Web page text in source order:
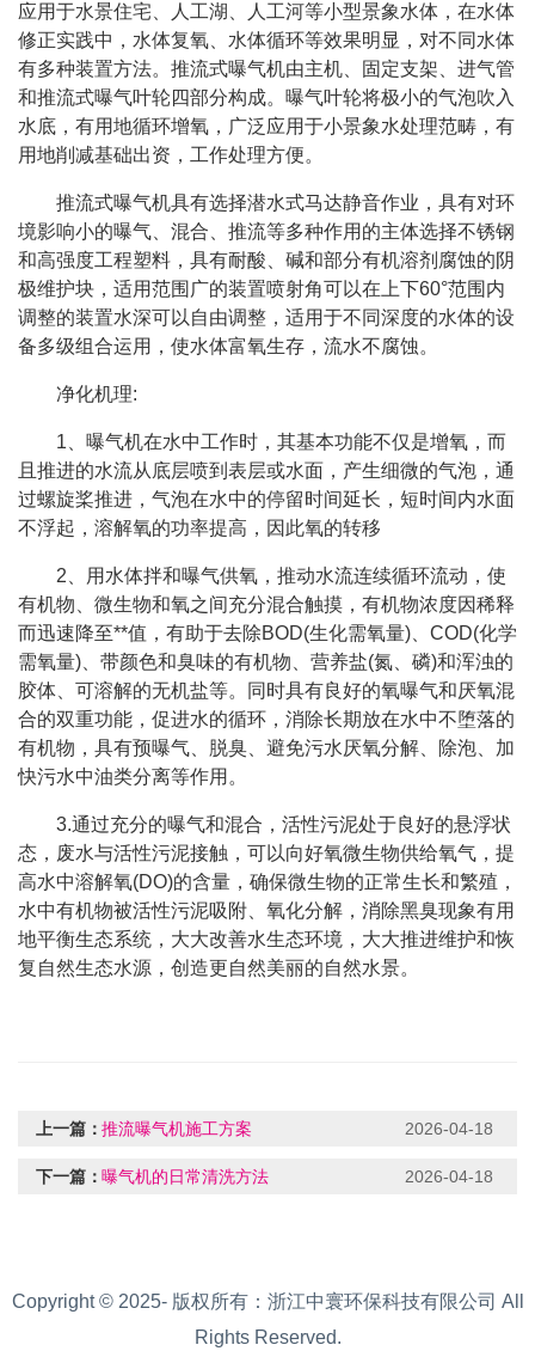
应用于水景住宅、人工湖、人工河等小型景象水体，在水体
修正实践中，水体复氧、水体循环等效果明显，对不同水体
有多种装置方法。推流式曝气机由主机、固定支架、进气管
和推流式曝气叶轮四部分构成。曝气叶轮将极小的气泡吹入
水底，有用地循环增氧，广泛应用于小景象水处理范畴，有
用地削减基础出资，工作处理方便。
推流式曝气机具有选择潜水式马达静音作业，具有对环
境影响小的曝气、混合、推流等多种作用的主体选择不锈钢
和高强度工程塑料，具有耐酸、碱和部分有机溶剂腐蚀的阴
极维护块，适用范围广的装置喷射角可以在上下60°范围内
调整的装置水深可以自由调整，适用于不同深度的水体的设
备多级组合运用，使水体富氧生存，流水不腐蚀。
净化机理:
1、曝气机在水中工作时，其基本功能不仅是增氧，而
且推进的水流从底层喷到表层或水面，产生细微的气泡，通
过螺旋桨推进，气泡在水中的停留时间延长，短时间内水面
不浮起，溶解氧的功率提高，因此氧的转移
2、用水体拌和曝气供氧，推动水流连续循环流动，使
有机物、微生物和氧之间充分混合触摸，有机物浓度因稀释
而迅速降至**值，有助于去除BOD(生化需氧量)、COD(化学
需氧量)、带颜色和臭味的有机物、营养盐(氮、磷)和浑浊的
胶体、可溶解的无机盐等。同时具有良好的氧曝气和厌氧混
合的双重功能，促进水的循环，消除长期放在水中不堕落的
有机物，具有预曝气、脱臭、避免污水厌氧分解、除泡、加
快污水中油类分离等作用。
3.通过充分的曝气和混合，活性污泥处于良好的悬浮状
态，废水与活性污泥接触，可以向好氧微生物供给氧气，提
高水中溶解氧(DO)的含量，确保微生物的正常生长和繁殖，
水中有机物被活性污泥吸附、氧化分解，消除黑臭现象有用
地平衡生态系统，大大改善水生态环境，大大推进维护和恢
复自然生态水源，创造更自然美丽的自然水景。
上一篇：​推流曝气机施工方案 2026-04-18
下一篇：曝气机的日常清洗方法 2026-04-18
Copyright © 2025- 版权所有：浙江中寰环保科技有限公司 All
Rights Reserved.